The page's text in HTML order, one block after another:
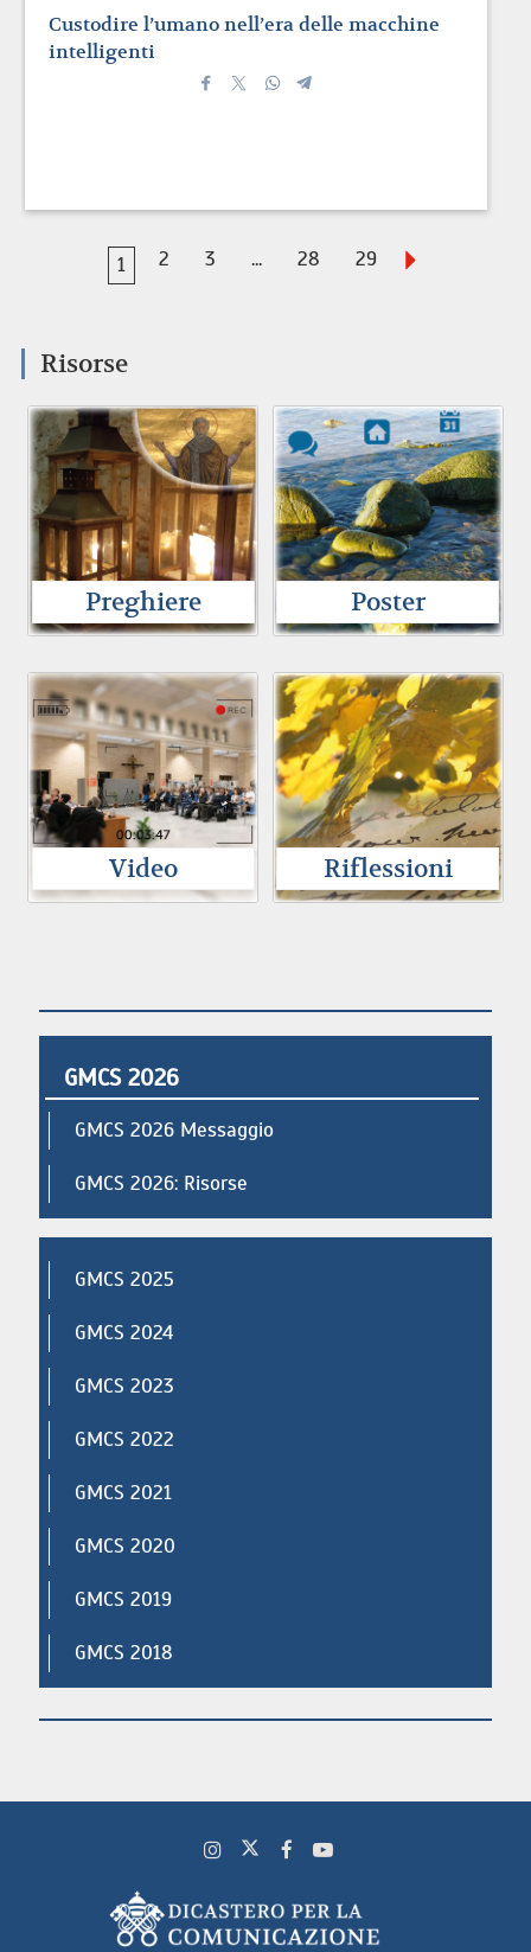
Custodire l’umano nell’era delle macchine
intelligenti
1 2 3 ... 28 29
Risorse
Preghiere Poster
Video Riflessioni
GMCS 2026
GMCS 2026 Messaggio
GMCS 2026: Risorse
GMCS 2025
GMCS 2024
GMCS 2023
GMCS 2022
GMCS 2021
GMCS 2020
GMCS 2019
GMCS 2018